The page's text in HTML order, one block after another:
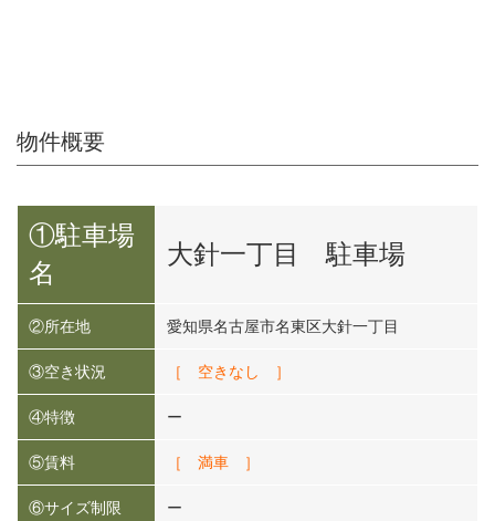
物件概要
①駐車場
名
大針一丁目 駐車場
②所在地 愛知県名古屋市名東区大針一丁目
③空き状況 ［ 空きなし ］
④特徴 ー
⑤賃料 ［ 満車 ］
⑥サイズ制限 ー